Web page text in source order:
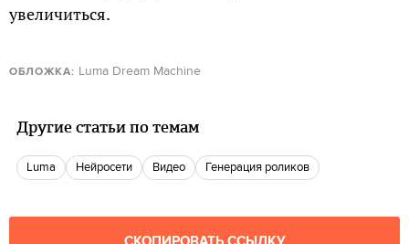
увеличиться.
ОБЛОЖКА: Luma Dream Machine
Другие статьи по темам
luma нейросети Видео Генерация роликов